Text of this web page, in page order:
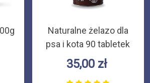
Naturalne żelazo dla
psa i kota 90 tabletek
35,00 zł